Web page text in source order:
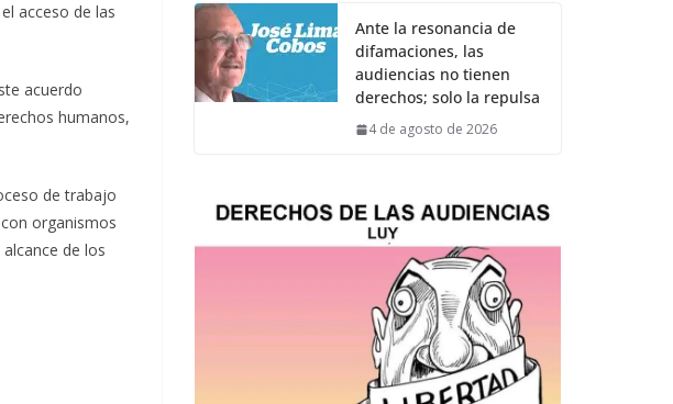
acceso de las
acuerdo
humanos,
de trabajo
organismos
de los
Ante la resonancia de
difamaciones, las
audiencias no tienen
derechos; solo la repulsa
4 de agosto de 2026